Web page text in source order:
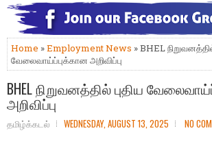
Home »Employment News » BHEL
வேலைவாய்ப்புக்கான அறிவிப்பு
BHEL நிறுவனத்தில் புதிய
அறிவிப்பு
தமிழ்க்கடல் WEDNESDAY, AUGUST 13, 2025 NO